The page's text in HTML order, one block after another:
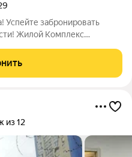
Успейте забронировать
Жилой Комплекс
этаже 40 этажного здания.
-
из 12